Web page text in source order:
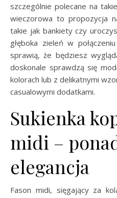
szczególnie polecane na
wieczorowa to propozycja
takie jak bankiety czy
głęboka zieleń w
sprawią, że będziesz
doskonale sprawdzą się
kolorach lub z delikatnymi
casualowymi dodatkami.
Sukienka
midi –
elegancja
Fason midi, sięgający za